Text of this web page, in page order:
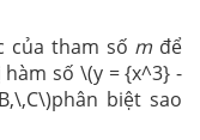
của tham số m để
số \(y = {x^3} -
biệt sao